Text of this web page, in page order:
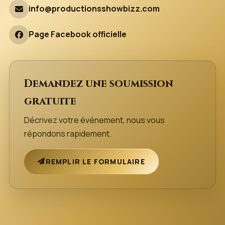
info@productionsshowbizz.com
Page Facebook officielle
Demandez une soumission
gratuite
Décrivez votre événement, nous vous
répondons rapidement.
REMPLIR LE FORMULAIRE